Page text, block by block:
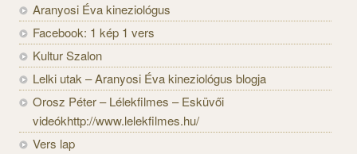
Aranyosi Éva kineziológus
Facebook: 1 kép 1 vers
Kultur Szalon
Lelki utak – Aranyosi Éva kineziológus blogja
Orosz Péter – Lélekfilmes – Esküvői
videókhttp://www.lelekfilmes.hu/
Vers lap